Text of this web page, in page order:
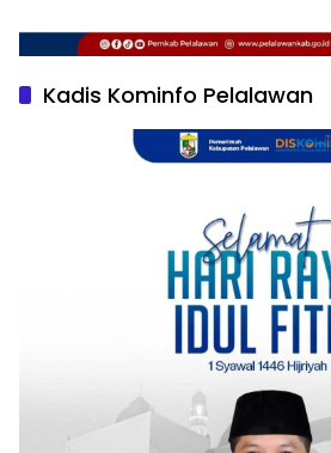
Kadis Kominfo Pelalawan